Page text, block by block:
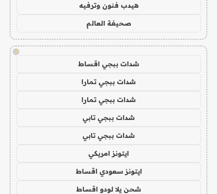
هيدب فنون وترفيه
صحيفة العالم
!
شدات ببجي اقساط
شدات ببجي تمارا
شدات ببجي تمارا
شدات ببجي تابي
شدات ببجي تابي
ايتونز امريكي
ايتونز سعودي اقساط
شحن يلا لودو اقساط